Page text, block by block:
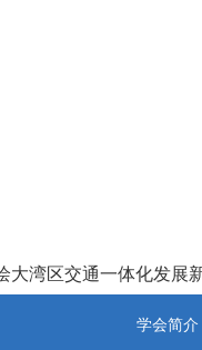
大湾区交通一体化发展
学会简介